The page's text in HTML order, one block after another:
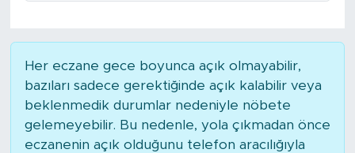
Her eczane gece boyunca açık olmayabilir,
bazıları sadece gerektiğinde açık kalabilir veya
beklenmedik durumlar nedeniyle nöbete
gelemeyebilir. Bu nedenle, yola çıkmadan önce
eczanenin açık olduğunu telefon aracılığıyla